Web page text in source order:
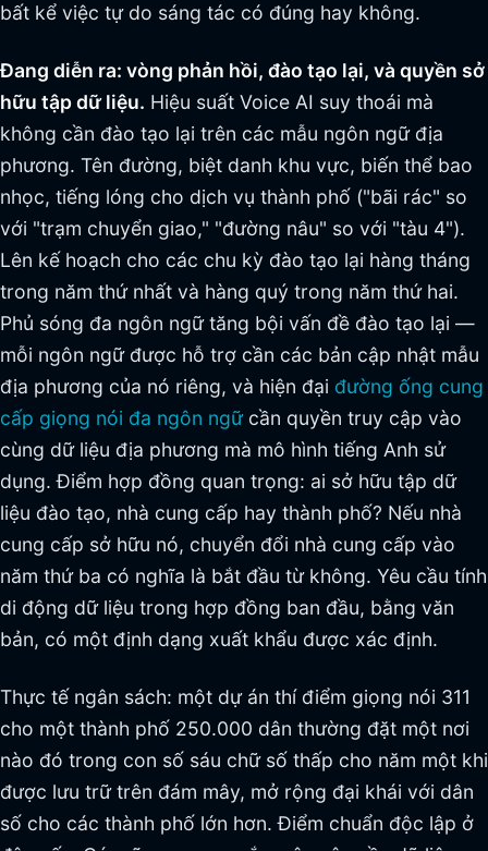
bất kể việc tự do sáng tác có đúng hay không.
Đang diễn ra: vòng phản hồi, đào tạo lại, và quyền sở
hữu tập dữ liệu. Hiệu suất Voice AI suy thoái mà
không cần đào tạo lại trên các mẫu ngôn ngữ địa
phương. Tên đường, biệt danh khu vực, biến thể bao
nhọc, tiếng lóng cho dịch vụ thành phố ("bãi rác" so
với "trạm chuyển giao," "đường nâu" so với "tàu 4").
Lên kế hoạch cho các chu kỳ đào tạo lại hàng tháng
trong năm thứ nhất và hàng quý trong năm thứ hai.
Phủ sóng đa ngôn ngữ tăng bội vấn đề đào tạo lại —
mỗi ngôn ngữ được hỗ trợ cần các bản cập nhật mẫu
địa phương của nó riêng, và hiện đại đường ống cung
cấp giọng nói đa ngôn ngữcần quyền truy cập vào
cùng dữ liệu địa phương mà mô hình tiếng Anh sử
dụng. Điểm hợp đồng quan trọng: ai sở hữu tập dữ
liệu đào tạo, nhà cung cấp hay thành phố? Nếu nhà
cung cấp sở hữu nó, chuyển đổi nhà cung cấp vào
năm thứ ba có nghĩa là bắt đầu từ không. Yêu cầu tính
di động dữ liệu trong hợp đồng ban đầu, bằng văn
bản, có một định dạng xuất khẩu được xác định.
Thực tế ngân sách: một dự án thí điểm giọng nói 311
cho một thành phố 250.000 dân thường đặt một nơi
nào đó trong con số sáu chữ số thấp cho năm một khi
được lưu trữ trên đám mây, mở rộng đại khái với dân
số cho các thành phố lớn hơn. Điểm chuẩn độc lập ở